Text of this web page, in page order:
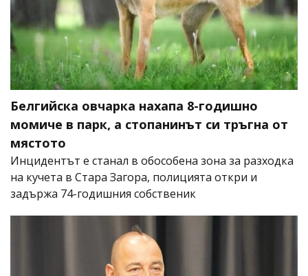
Белгийска овчарка нахапа 8-годишно
момиче в парк, а стопанинът си тръгна от
мястото
Инцидентът е станал в обособена зона за разходка
на кучета в Стара Загора, полицията откри и
задържа 74-годишния собственик